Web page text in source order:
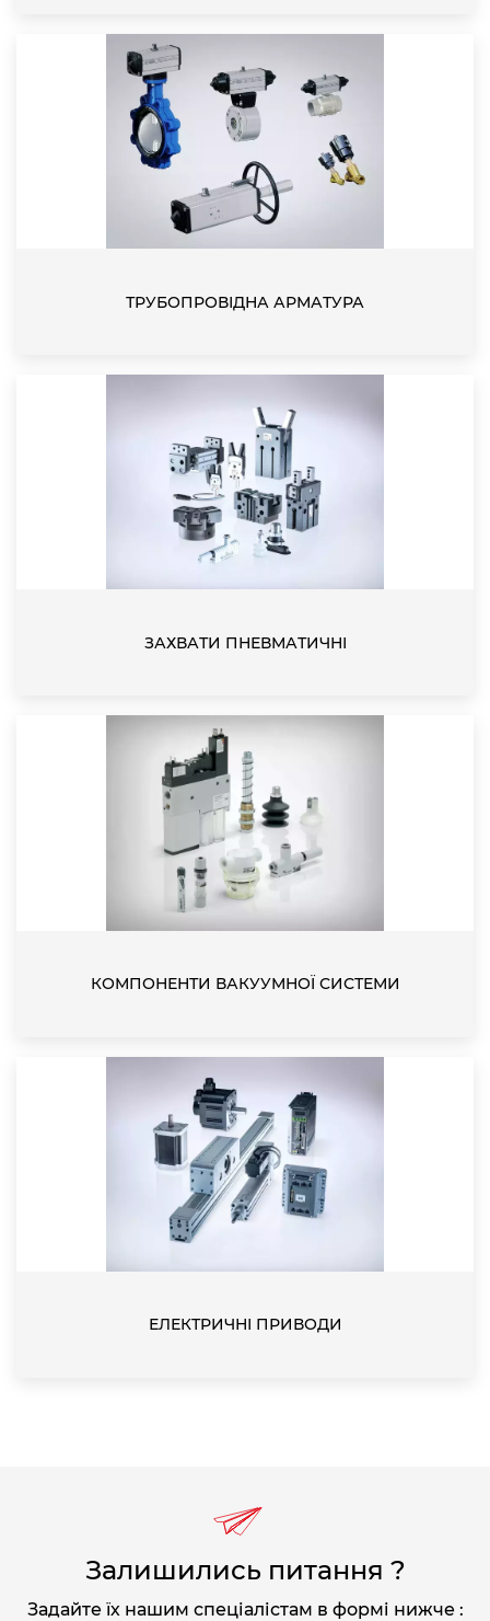
ТРУБОПРОВІДНА АРМАТУРА
ЗАХВАТИ ПНЕВМАТИЧНІ
КОМПОНЕНТИ ВАКУУМНОЇ СИСТЕМИ
ЕЛЕКТРИЧНІ ПРИВОДИ
Залишились питання ?
Задайте їх нашим спеціалістам в формі нижче :